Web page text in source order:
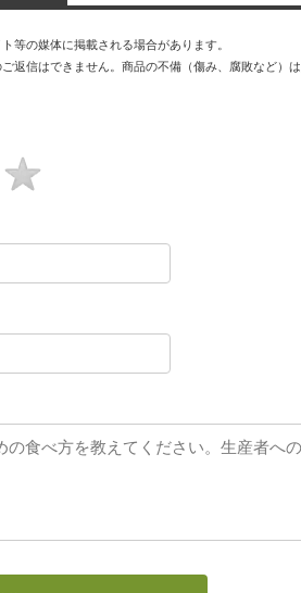
等の媒体に掲載される場合があります。
返信はできません。商品の不備（傷み、腐敗など）は